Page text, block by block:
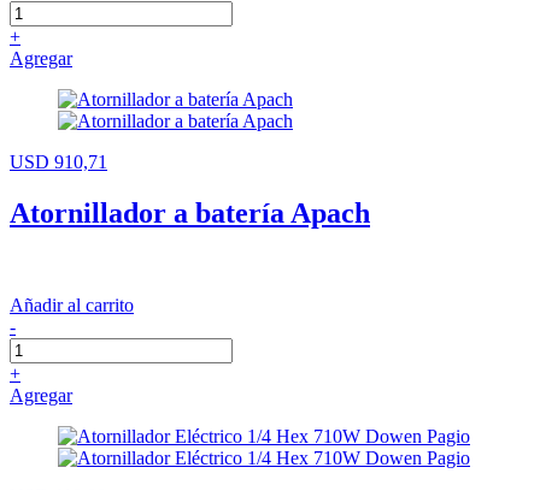
+
Agregar
USD 910,71
Atornillador a batería Apach
Añadir al carrito
-
+
Agregar